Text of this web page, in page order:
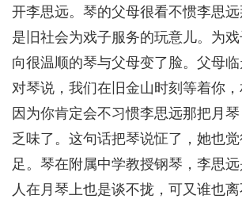
开李思远。琴的父母很看不惯李思
是旧社会为戏子服务的玩意儿。为
向很温顺的琴与父母变了脸。父母
对琴说，我们在旧金山时刻等着你，
因为你肯定会不习惯李思远那把月
乏味了。这句话把琴说怔了，她也
足。琴在附属中学教授钢琴，李思
人在月琴上也是谈不拢，可又谁也